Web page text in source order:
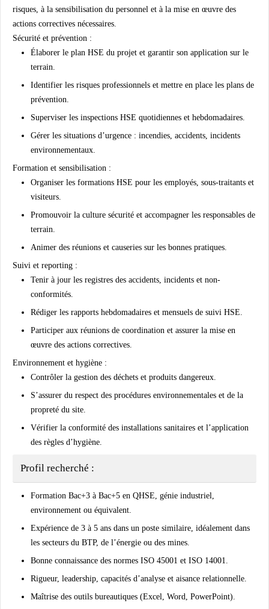
risques, à la sensibilisation du personnel et à la mise en œuvre des
actions correctives nécessaires.
Sécurité et prévention :
Élaborer le plan HSE du projet et garantir son application sur le
terrain.
Identifier les risques professionnels et mettre en place les plans de
prévention.
Superviser les inspections HSE quotidiennes et hebdomadaires
Gérer les situations d’urgence : incendies, accidents, incidents
environnementaux.
Formation et sensibilisation :
Organiser les formations HSE pour les employés, sous-traitants et
visiteurs.
Promouvoir la culture sécurité et accompagner les responsables de
terrain.
Animer des réunions et causeries sur les bonnes pratiques.
Suivi et reporting :
Tenir à jour les registres des accidents, incidents et non-
conformités
Rédiger les rapports hebdomadaires et mensuels de suivi HSE.
Participer aux réunions de coordination et assurer la mise en
œuvre des actions correctives
Environnement et hygiène :
Contrôler la gestion des déchets et produits dangereux
S’assurer du respect des procédures environnementales et de la
propreté du site.
Vérifier la conformité des installations sanitaires et l’application
des règles d’hygiène.
Profil recherché :
Formation Bac+3 à Bac+5 en QHSE, génie industriel,
environnement ou équivalent
Expérience de 3 à 5 ans dans un poste similaire, idéalement dans
les secteurs du BTP, de l’énergie ou des mines.
Bonne connaissance des normes ISO 45001 et ISO 14001
Rigueur, leadership, capacités d’analyse et aisance relationnelle.
Maîtrise des outils bureautiques (Excel, Word, PowerPoint).